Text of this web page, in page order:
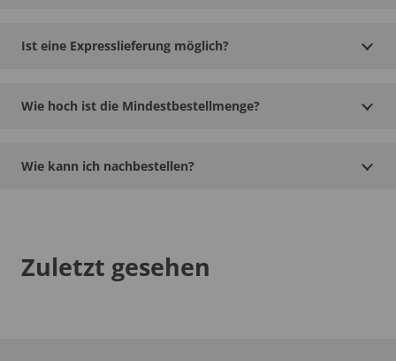
Ist eine Expresslieferung möglich?
Wie hoch ist die Mindestbestellmenge?
Wie kann ich nachbestellen?
Zuletzt gesehen